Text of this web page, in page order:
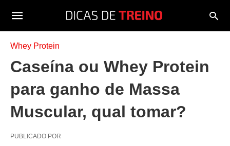
Whey Protein
Caseína ou Whey Protein
para ganho de Massa
Muscular, qual tomar?
PUBLICADO POR